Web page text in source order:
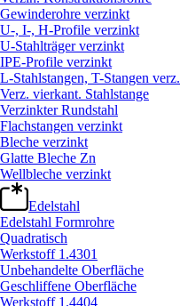
Gewinderohre verzinkt
U-, I-, H-Profile verzinkt
U-Stahlträger verzinkt
IPE-Profile verzinkt
L-Stahlstangen, T-Stangen verz.
Verz. vierkant. Stahlstange
Verzinkter Rundstahl
Flachstangen verzinkt
Bleche verzinkt
Glatte Bleche Zn
Wellbleche verzinkt
Edelstahl
Edelstahl Formrohre
Quadratisch
Werkstoff 1.4301
Unbehandelte Oberfläche
Geschliffene Oberfläche
Werkstoff 1.4404